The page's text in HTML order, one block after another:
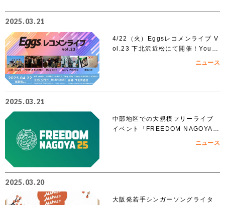
2025.03.21
4/22（火）Eggsレコメンライブ V
ol.23 下北沢近松にて開催！YouT
ニュース
2025.03.21
中部地区での大規模フリーライブ
イベント「FREEDOM NAGOYA 2
ニュース
2025.03.20
大阪発若手シンガーソングライタ